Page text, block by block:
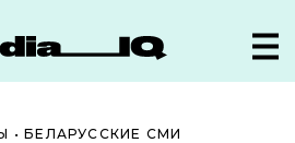
•БЕЛАРУССКИЕ СМИ